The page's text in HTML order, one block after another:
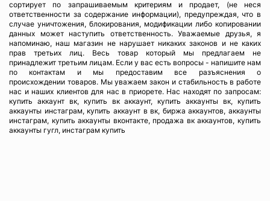
сортирует по запрашиваемым критериям и продает, (не неся
ответственности за содержание информации), предупреждая, что в
случае уничтожения, блокирования, модификации либо копировании
данных может наступить ответственность. Уважаемые друзья, я
напоминаю, наш магазин не нарушает никаких законов и не каких
прав третьих лиц. Весь товар который мы предлагаем не
принадлежит третьим лицам. Если у вас есть вопросы - напишите нам
по контактам и мы предоставим все разъяснения о
происхождении товаров. Мы уважаем закон и стабильность в работе
нас и наших клиентов для нас в приорете. Нас находят по запросам:
купить аккаунт вк, купить вк аккаунт, купить аккаунты вк, купить
аккаунты инстаграм, купить аккаунт в вк, биржа аккаунтов, аккаунты
инстаграм, купить аккаунты вконтакте, продажа вк аккаунтов, купить
аккаунты гугл, инстаграм купить